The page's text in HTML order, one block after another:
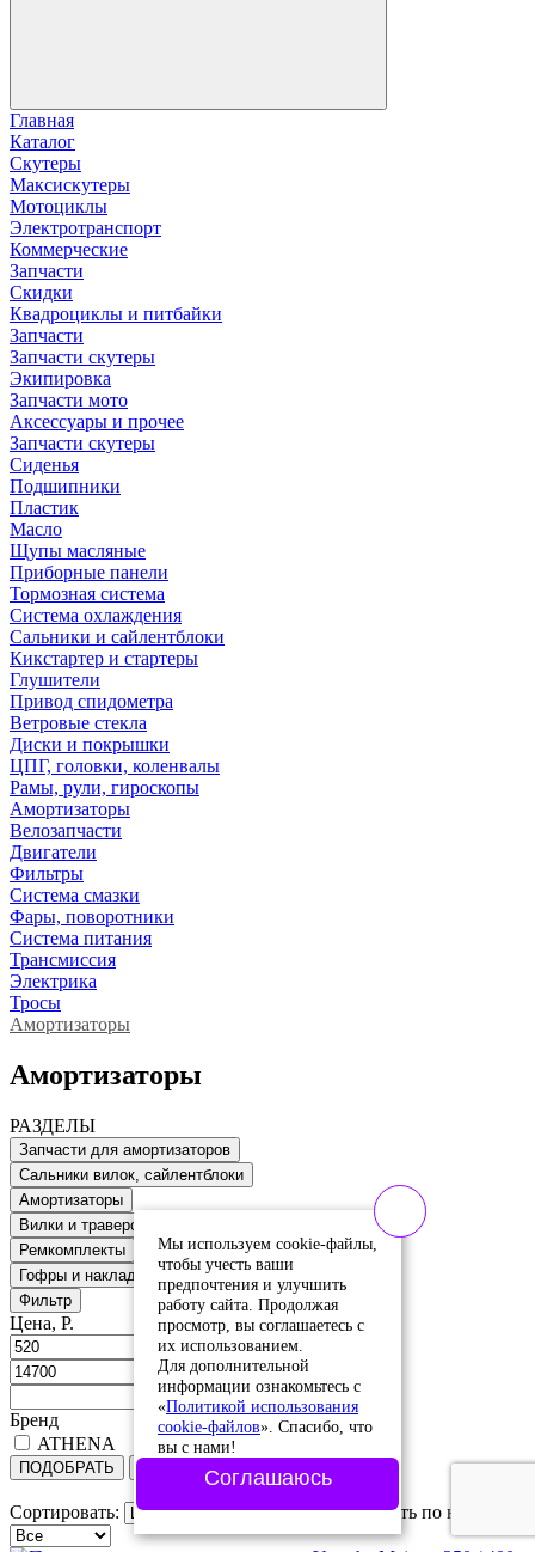
Главная
Каталог
Скутеры
Максискутеры
Мотоциклы
Электротранспорт
Коммерческие
Запчасти
Скидки
Квадроциклы и питбайки
Запчасти
Запчасти скутеры
Экипировка
Запчасти мото
Аксессуары и прочее
Запчасти скутеры
Сиденья
Подшипники
Пластик
Масло
Щупы масляные
Приборные панели
Тормозная система
Система охлаждения
Сальники и сайлентблоки
Кикстартер и стартеры
Глушители
Привод спидометра
Ветровые стекла
Диски и покрышки
ЦПГ, головки, коленвалы
Рамы, рули, гироскопы
Амортизаторы
Велозапчасти
Двигатели
Фильтры
Система смазки
Фары, поворотники
Система питания
Трансмиссия
Электрика
Тросы
Амортизаторы
Амортизаторы
РАЗДЕЛЫ
Запчасти для амортизаторов
Сальники вилок, сайлентблоки
Амортизаторы
Вилки и траверсы
Ремкомплекты
Гофры и накладки
Фильтр
Цена, Р.
Бренд
ATHENA
ПОДОБРАТЬ
Сортировать: Сортировать по наличию:
Мы используем cookie-файлы,
чтобы учесть ваши
предпочтения и улучшить
работу сайта. Продолжая
просмотр, вы соглашаетесь с
их использованием.
Для дополнительной
информации ознакомьтесь с
«Политикой использования
cookie-файлов». Спасибо, что
вы с нами!
Соглашаюсь